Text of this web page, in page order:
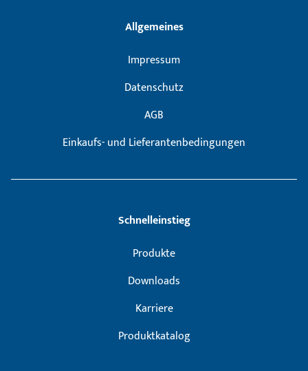
Allgemeines
Impressum
Datenschutz
AGB
Einkaufs- und Lieferantenbedingungen
Schnelleinstieg
Produkte
Downloads
Karriere
Produktkatalog